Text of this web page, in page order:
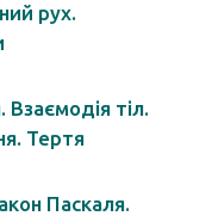
рух.
Взаємодія тіл.
Тертя
Паскаля.